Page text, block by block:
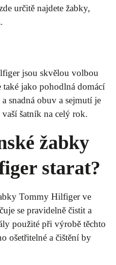
určitě najdete žabky,
jsou skvělou volbou
také jako pohodlná domácí
snadná obuv a sejmutí je
šatník na celý rok.
žabky
starat?
Tommy Hilfiger ve
se pravidelně čistit a
použité při výrobě těchto
ošetřitelné a čištění by